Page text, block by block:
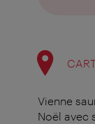
Vienne
Noël avec